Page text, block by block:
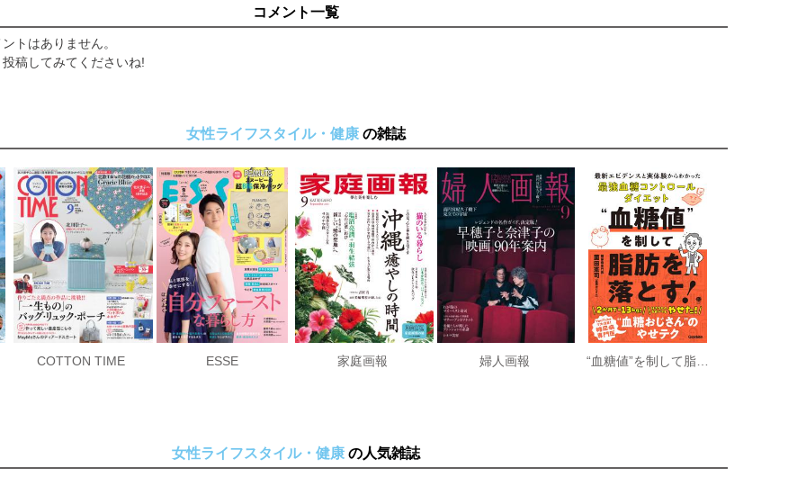
コメント一覧
トはありません。
稿してみてくださいね!
女性ライフスタイル・健康 の雑誌
COTTON TIME ESSE 家庭画報 婦人画報 “血糖値”を制して脂肪を落とす！
女性ライフスタイル・健康 の人気雑誌